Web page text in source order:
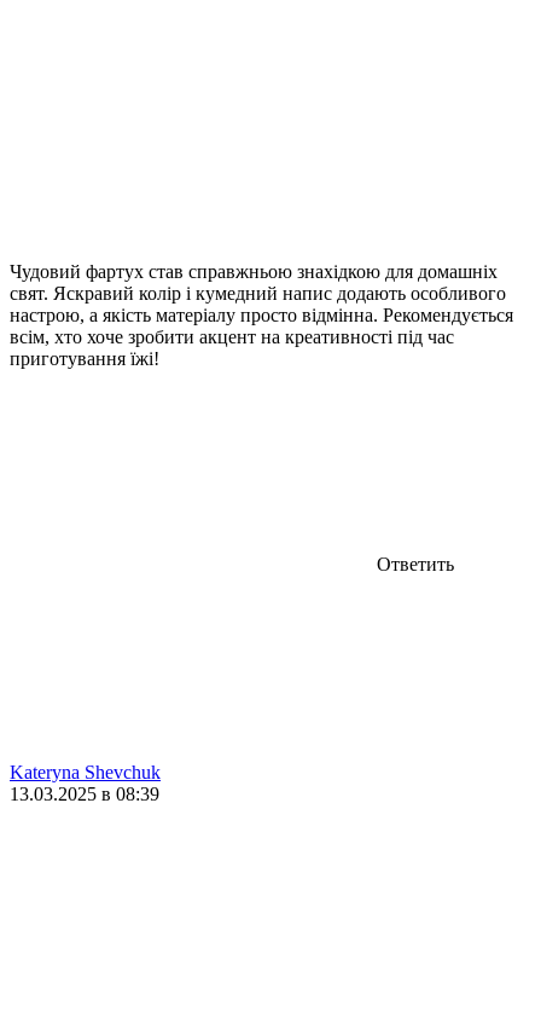
Чудовий фартух став справжньою знахідкою для домашніх
свят. Яскравий колір і кумедний напис додають особливого
настрою, а якість матеріалу просто відмінна. Рекомендується
всім, хто хоче зробити акцент на креативності під час
приготування їжі!
Ответить
Kateryna Shevchuk
13.03.2025 в 08:39